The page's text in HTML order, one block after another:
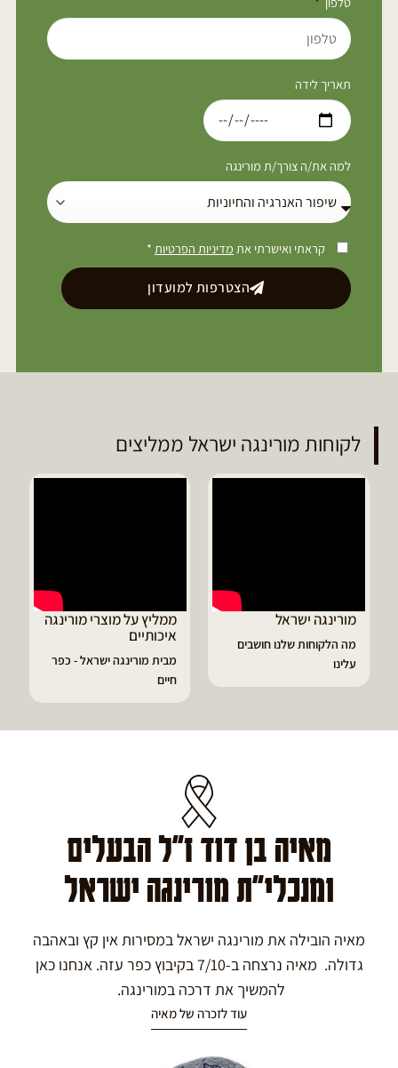
תאריך לידה
למה את/ה צורך/ת מורינגה
קראתי ואישרתי את מדיניות הפרטיות *
הצטרפות למועדון
לקוחות מורינגה ישראל ממליצים
ישראל
שלנו חושבים
ממליץ על מוצרי מורינגה
מבית מורינגה ישראל - כפר
דיוויד ממליץ
הפסקתי לסבול
מאיה בן דוד ז"ל הבעלים
ומנכלי"ת מורינגה ישראל
מאיה הובילה את מורינגה ישראל במסירות אין קץ ובאהבה
גדולה. מאיה נרצחה ב-7/10 בקיבוץ כפר עזה. אנחנו כאן
להמשיך את דרכה במורינגה.
עוד לזכרה של מאיה